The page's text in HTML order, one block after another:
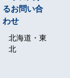
るお問い合
わせ
北海道・東
北